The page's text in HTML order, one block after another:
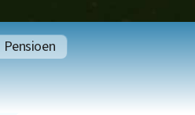
Pensioen